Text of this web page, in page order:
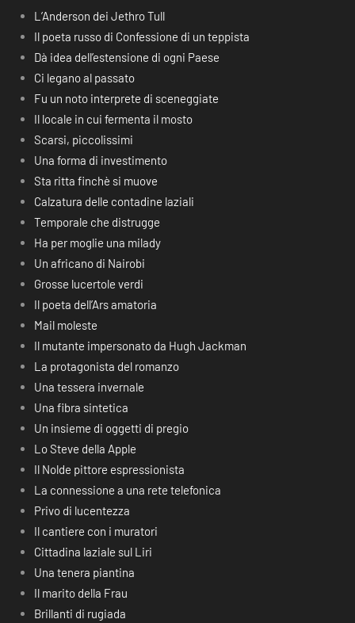
L’Anderson dei Jethro Tull
Il poeta russo di Confessione di un teppista
Dà idea dell’estensione di ogni Paese
Ci legano al passato
Fu un noto interprete di sceneggiate
Il locale in cui fermenta il mosto
Scarsi, piccolissimi
Una forma di investimento
Sta ritta finchè si muove
Calzatura delle contadine laziali
Temporale che distrugge
Ha per moglie una milady
Un africano di Nairobi
Grosse lucertole verdi
Il poeta dell’Ars amatoria
Mail moleste
Il mutante impersonato da Hugh Jackman
La protagonista del romanzo
Una tessera invernale
Una fibra sintetica
Un insieme di oggetti di pregio
Lo Steve della Apple
Il Nolde pittore espressionista
La connessione a una rete telefonica
Privo di lucentezza
Il cantiere con i muratori
Cittadina laziale sul Liri
Una tenera piantina
Il marito della Frau
Brillanti di rugiada